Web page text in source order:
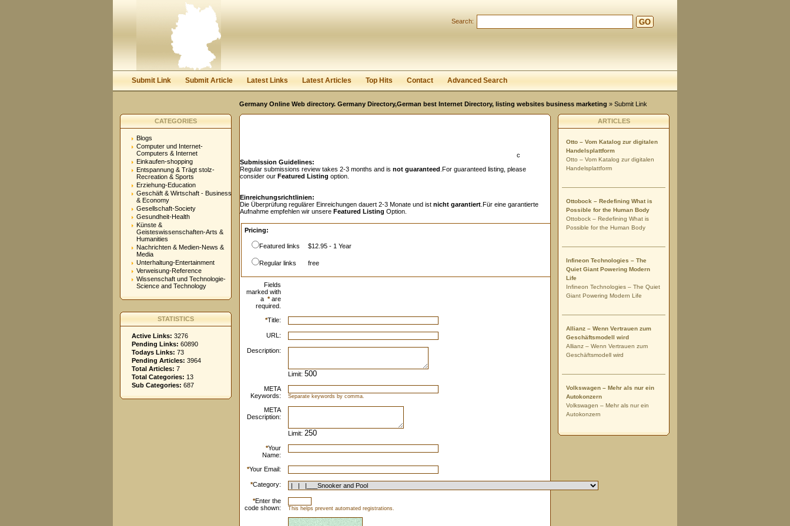
Keep me logged in.
Search: GO
Submit Link Submit Article Latest Links Latest Articles Top Hits Contact Advanced Search
Germany Online Web directory. Germany Directory,German best Internet Directory, listing websites business marketing » Submit Link
CATEGORIES
Blogs
Computer und Internet-
Computers & Internet
Einkaufen-shopping
Entspannung & Trägt stolz-
Recreation & Sports
Erziehung-Education
Geschäft & Wirtschaft - Business
& Economy
Gesellschaft-Society
Gesundheit-Health
Künste &
Geisteswissenschaften-Arts &
Humanities
Nachrichten & Medien-News &
Media
Unterhaltung-Entertainment
Verweisung-Reference
Wissenschaft und Technologie-
Science and Technology
STATISTICS
Active Links: 3276
Pending Links: 60890
Todays Links: 73
Pending Articles: 3964
Total Articles: 7
Total Categories: 13
Sub Categories: 687
c
Submission Guidelines:
Regular submissions review takes 2-3 months and is not guaranteed .For guaranteed listing, please
consider our Featured Listing option.
Einreichungsrichtlinien:
Die Überprüfung regulärer Einreichungen dauert 2-3 Monate und ist nicht garantiert .Für eine garantierte
Aufnahme empfehlen wir unsere Featured Listing Option.
Pricing:
Featured links $12.95 - 1 Year
Regular links free
Fields
marked with
a *are
required.
*Title:
URL:
Description:
Limit:
META
Keywords:
Separate keywords by comma.
META
Description:
Limit:
*Your
Name:
*Your Email:
*Category:
*Enter the
code shown:
This helps prevent automated registrations.
ARTICLES
Otto – Vom Katalog zur digitalen
Handelsplattform
Otto – Vom Katalog zur digitalen
Handelsplattform
Ottobock – Redefining What is
Possible for the Human Body
Ottobock – Redefining What is
Possible for the Human Body
Infineon Technologies – The
Quiet Giant Powering Modern
Life
Infineon Technologies – The Quiet
Giant Powering Modern Life
Allianz – Wenn Vertrauen zum
Geschäftsmodell wird
Allianz – Wenn Vertrauen zum
Geschäftsmodell wird
Volkswagen – Mehr als nur ein
Autokonzern
Volkswagen – Mehr als nur ein
Autokonzern